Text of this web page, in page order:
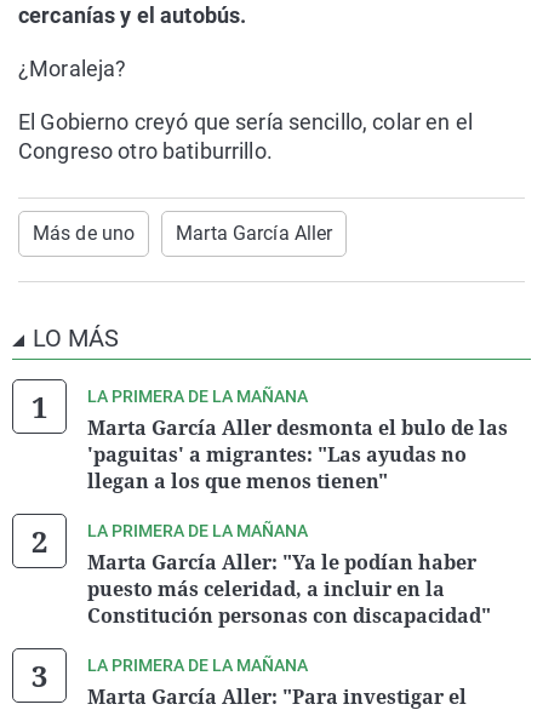
cercanías y el autobús.
¿Moraleja?
El Gobierno creyó que sería sencillo, colar en el
Congreso otro batiburrillo.
Más de uno Marta García Aller
LO MÁS
LA PRIMERA DE LA MAÑANA
Marta García Aller desmonta el bulo de las
'paguitas' a migrantes: "Las ayudas no
llegan a los que menos tienen"
LA PRIMERA DE LA MAÑANA
Marta García Aller: "Ya le podían haber
puesto más celeridad, a incluir en la
Constitución personas con discapacidad"
LA PRIMERA DE LA MAÑANA
Marta García Aller: "Para investigar el